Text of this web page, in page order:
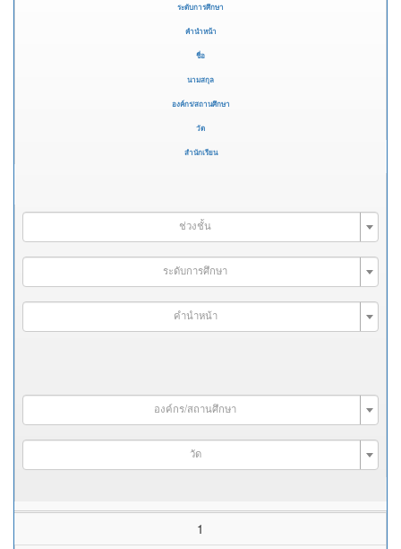
ระดับการศึกษา
คำนำหน้า
ชื่อ
นามสกุล
องค์กร/สถานศึกษา
วัด
สำนักเรียน
ช่วงชั้น
ระดับการศึกษา
คำนำหน้า
องค์กร/สถานศึกษา
วัด
1